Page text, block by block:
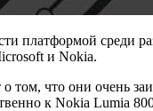
платформой среди
и Nokia.
что они очень
к Nokia Lumia